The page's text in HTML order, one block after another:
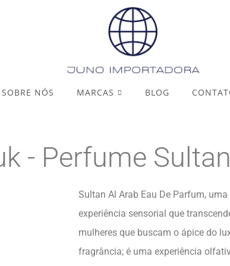
SOBRE NÓS MARCAS BLOG
- Perfume
Sultan Al Arab Eau De Parfum,
experiência sensorial que
mulheres que buscam o ápice do
fragrância; é uma experiência